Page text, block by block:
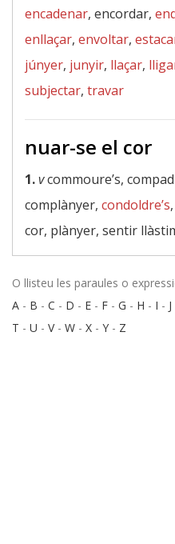
encadenar, encordar,
enllaçar, envoltar,
júnyer, junyir, llaçar,
subjectar, travar
nuar-se el cor
1.vcommoure’s,
complànyer, condoldre’s,
cor, plànyer, sentir
O llisteu les paraules o
A - B - C - D - E - F - G - H - I - J
T - U - V- W - X - Y - Z